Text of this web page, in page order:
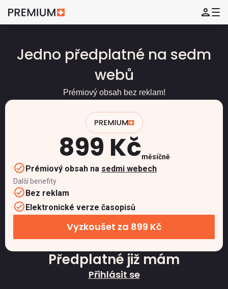
Jedno předplatné na sedm
webů
Prémiový obsah bez reklam!
899 Kčměsíčně
Prémiový obsah na sedmi webech
Další benefity
Bez reklam
Elektronické verze časopisů
Vyzkoušet za 899 Kč
Předplatné již mám
Přihlásit se